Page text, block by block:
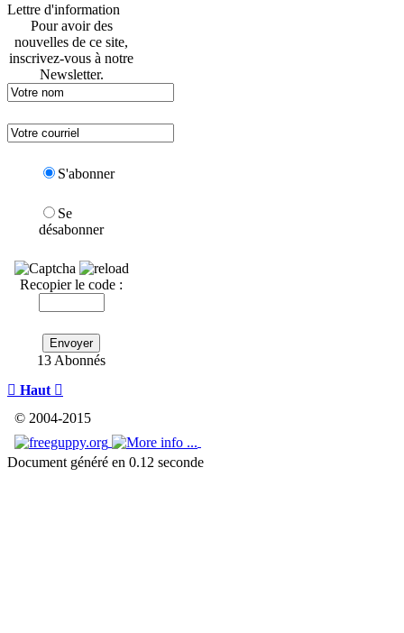
Lettre d'information
Pour avoir des
nouvelles de ce site,
inscrivez-vous à notre
Newsletter.
S'abonner
Se
désabonner
Recopier le code :
Envoyer
13 Abonnés
 Haut 
© 2004-2015
Document généré en 0.12 seconde